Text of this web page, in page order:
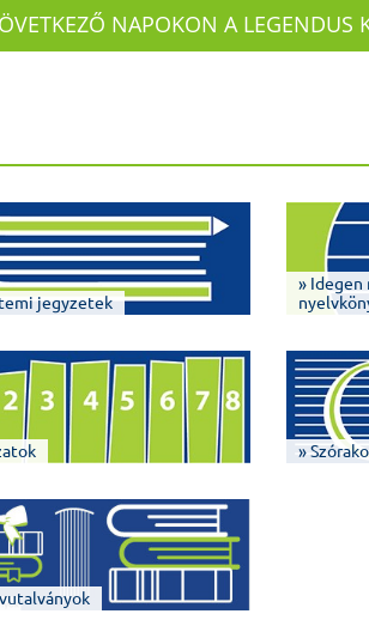
NAPOKON A
jegyzetek
» Idegen
»